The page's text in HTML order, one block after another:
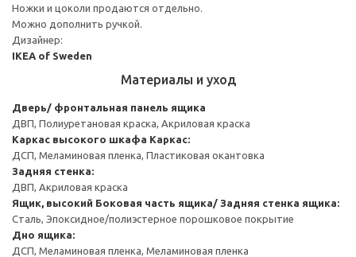
Ножки и цоколи продаются отдельно.
Можно дополнить ручкой.
Дизайнер:
IKEA of Sweden
Материалы и уход
Дверь/ фронтальная панель ящика
ДВП, Полиуретановая краска, Акриловая краска
Каркас высокого шкафа Каркас:
ДСП, Меламиновая пленка, Пластиковая окантовка
Задняя стенка:
ДВП, Акриловая краска
Ящик, высокий Боковая часть ящика/ Задняя стенка ящика:
Сталь, Эпоксидное/полиэстерное порошковое покрытие
Дно ящика:
ДСП, Меламиновая пленка, Меламиновая пленка